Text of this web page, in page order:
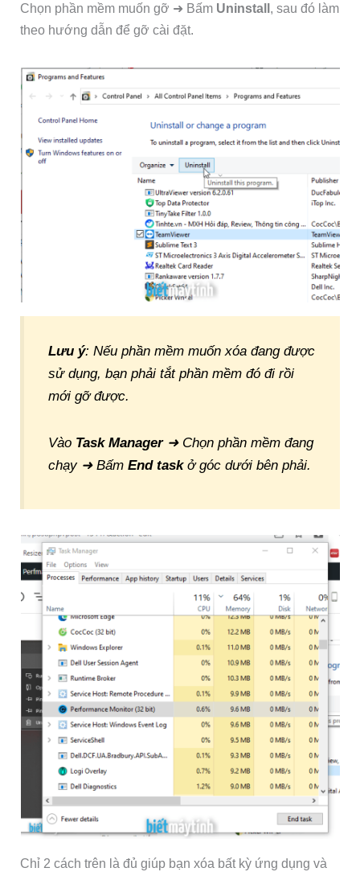
Chọn phần mềm muốn gỡ ➜ Bấm Uninstall , sau đó làm
theo hướng dẫn để gỡ cài đặt.
Lưu ý: Nếu phần mềm muốn xóa đang được
sử dụng, bạn phải tắt phần mềm đó đi rồi
mới gỡ được.
Vào Task Manager➜ Chọn phần mềm đang
chạy ➜ Bấm End taskở góc dưới bên phải.
Chỉ 2 cách trên là đủ giúp bạn xóa bất kỳ ứng dụng và